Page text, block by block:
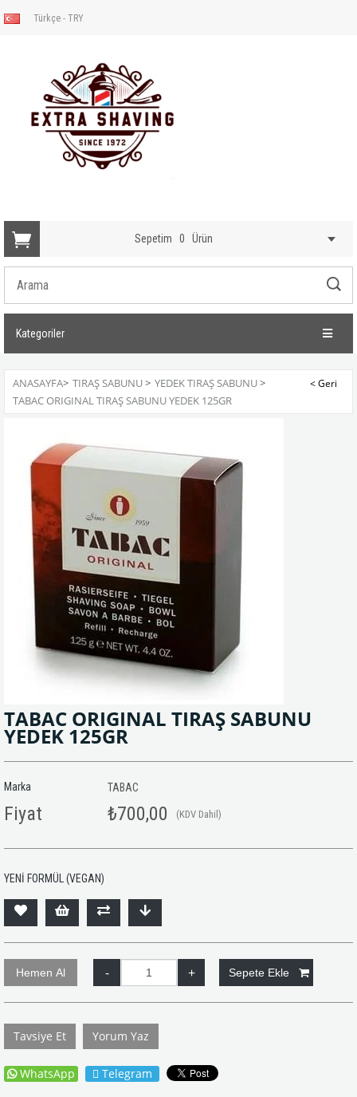
Türkçe - TRY
Sepetim 0 Ürün
Kategoriler
ANASAYFA> TIRAŞ SABUNU> YEDEK TIRAŞ SABUNU>
TABAC ORIGINAL TIRAŞ SABUNU YEDEK 125GR
TABAC ORIGINAL TIRAŞ SABUNU
YEDEK 125GR
Marka TABAC
Fiyat ₺700,00 (KDV Dahil)
YENİ FORMÜL (VEGAN)
Tavsiye Et Yorum Yaz
WhatsApp Telegram